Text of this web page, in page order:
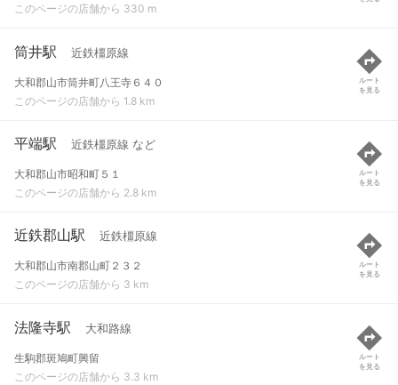
このページの店舗から 330 m
筒井駅 近鉄橿原線
大和郡山市筒井町八王寺６４０
このページの店舗から 1.8 km
ルート
を見る
平端駅 近鉄橿原線 など
大和郡山市昭和町５１
このページの店舗から 2.8 km
ルート
を見る
近鉄郡山駅 近鉄橿原線
大和郡山市南郡山町２３２
このページの店舗から 3 km
ルート
を見る
法隆寺駅 大和路線
生駒郡斑鳩町興留
このページの店舗から 3.3 km
ルート
を見る